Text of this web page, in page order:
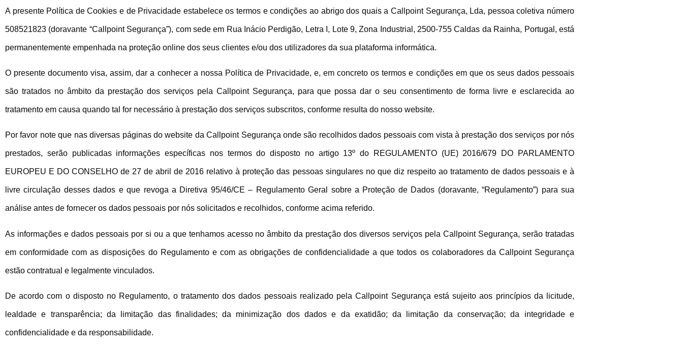
A presente Política de Cookies e de Privacidade estabelece os termos e condições ao abrigo dos quais a Callpoint Segurança, Lda, pessoa coletiva número
508521823 (doravante “Callpoint Segurança”), com sede em Rua Inácio Perdigão, Letra I, Lote 9, Zona Industrial, 2500-755 Caldas da Rainha, Portugal, está
permanentemente empenhada na proteção online dos seus clientes e/ou dos utilizadores da sua plataforma informática.
O presente documento visa, assim, dar a conhecer a nossa Política de Privacidade, e, em concreto os termos e condições em que os seus dados pessoais
são tratados no âmbito da prestação dos serviços pela Callpoint Segurança, para que possa dar o seu consentimento de forma livre e esclarecida ao
tratamento em causa quando tal for necessário à prestação dos serviços subscritos, conforme resulta do nosso website.
Por favor note que nas diversas páginas do website da Callpoint Segurança onde são recolhidos dados pessoais com vista à prestação dos serviços por nós
prestados, serão publicadas informações específicas nos termos do disposto no artigo 13º do REGULAMENTO (UE) 2016/679 DO PARLAMENTO
EUROPEU E DO CONSELHO de 27 de abril de 2016 relativo à proteção das pessoas singulares no que diz respeito ao tratamento de dados pessoais e à
livre circulação desses dados e que revoga a Diretiva 95/46/CE – Regulamento Geral sobre a Proteção de Dados (doravante, “Regulamento”) para sua
análise antes de fornecer os dados pessoais por nós solicitados e recolhidos, conforme acima referido.
As informações e dados pessoais por si ou a que tenhamos acesso no âmbito da prestação dos diversos serviços pela Callpoint Segurança, serão tratadas
em conformidade com as disposições do Regulamento e com as obrigações de confidencialidade a que todos os colaboradores da Callpoint Segurança
estão contratual e legalmente vinculados.
De acordo com o disposto no Regulamento, o tratamento dos dados pessoais realizado pela Callpoint Segurança está sujeito aos princípios da licitude,
lealdade e transparência; da limitação das finalidades; da minimização dos dados e da exatidão; da limitação da conservação; da integridade e
confidencialidade e da responsabilidade.